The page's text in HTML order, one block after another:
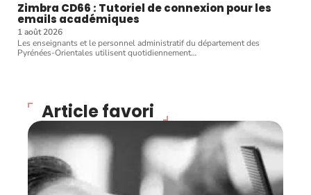
Zimbra CD66 : Tutoriel de connexion pour les
emails académiques
1 août 2026
Les enseignants et le personnel administratif du département des
Pyrénées-Orientales utilisent quotidiennement…
Article favori